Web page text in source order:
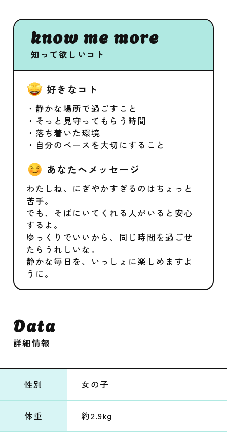
know me more
知って欲しいコト
好きなコト
・静かな場所で過ごすこと
・そっと見守ってもらう時間
・落ち着いた環境
・自分のペースを大切にすること
あなたへメッセージ
わたしね、にぎやかすぎるのはちょっと
苦手。
でも、そばにいてくれる人がいると安心
するよ。
ゆっくりでいいから、同じ時間を過ごせ
たらうれしいな。
静かな毎日を、いっしょに楽しめますよ
うに。
Data
詳細情報
性別 女の子
体重 約2.9kg